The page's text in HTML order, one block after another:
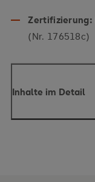
Zertifizierung:
(Nr. 176518c)
Inhalte im Detail